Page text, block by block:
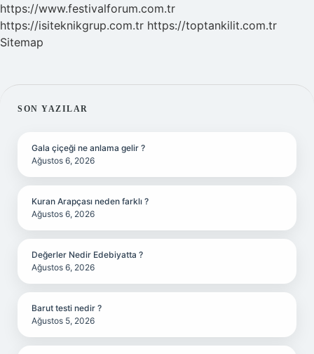
https://www.festivalforum.com.tr
https://isiteknikgrup.com.tr https://toptankilit.com.tr
Sitemap
SIDEBAR
SON YAZILAR
Gala çiçeği ne anlama gelir ?
Ağustos 6, 2026
Kuran Arapçası neden farklı ?
Ağustos 6, 2026
Değerler Nedir Edebiyatta ?
Ağustos 6, 2026
Barut testi nedir ?
Ağustos 5, 2026